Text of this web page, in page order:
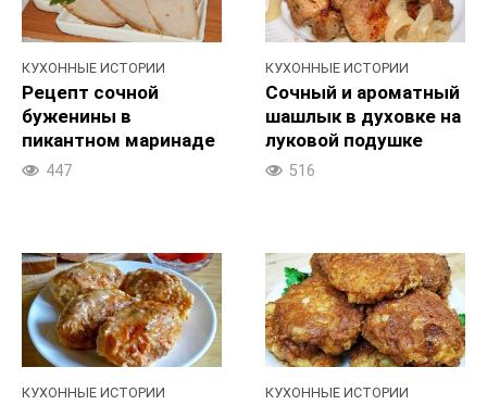
КУХОННЫЕ ИСТОРИИ
Рецепт сочной
буженины в
пикантном маринаде
447
КУХОННЫЕ ИСТОРИИ
Сочный и ароматный
шашлык в духовке на
луковой подушке
516
КУХОННЫЕ ИСТОРИИ КУХОННЫЕ ИСТОРИИ